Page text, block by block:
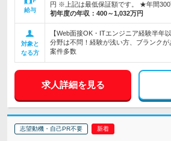
給与
円 ※上記は最低保証額です。 ★年間300
初年度の年収： 400～1,032万円
対象と
なる方
【Web面接OK・ITエンジニア経験半年
分野は不問！経験が浅い方、ブランクが
案件多数
求人詳細を見る
志望動機・自己PR不要